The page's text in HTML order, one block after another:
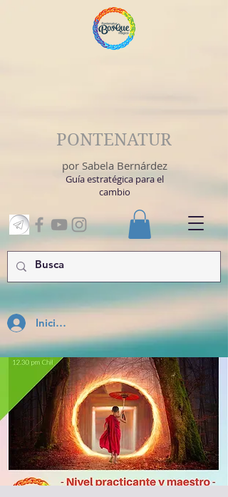
Inicia Sesión
PONTENATUR
por Sabela Bernárdez
Guía estratégica para el
cambio